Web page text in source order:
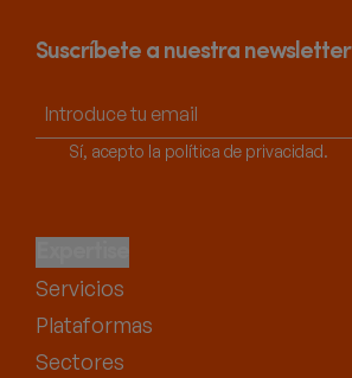
Suscríbete a nuestra newsletter
Sí, acepto la política de privacidad.
Servicios
Plataformas
Sectores